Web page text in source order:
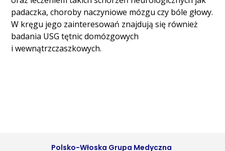
padaczka, choroby naczyniowe mózgu czy bóle głowy.
W kręgu jego zainteresowań znajdują się również
badania USG tętnic domózgowych
i wewnątrzczaszkowych.
Polsko-Włoska Grupa Medyczna